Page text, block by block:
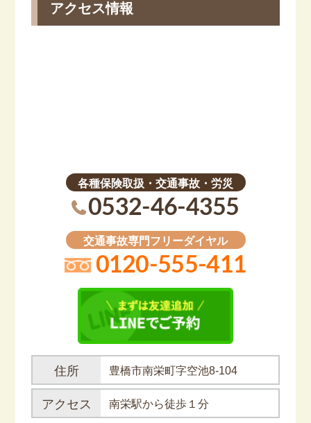
アクセス情報
各種保険取扱・交通事故・労災
0532-46-4355
交通事故専門フリーダイヤル
0120-555-411
住所 豊橋市南栄町字空池8-104
アクセス 南栄駅から徒歩１分